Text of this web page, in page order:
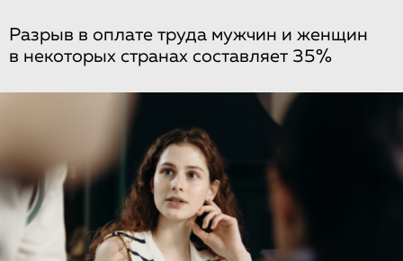
Разрыв в оплате труда мужчин и женщин
в некоторых странах составляет 35%